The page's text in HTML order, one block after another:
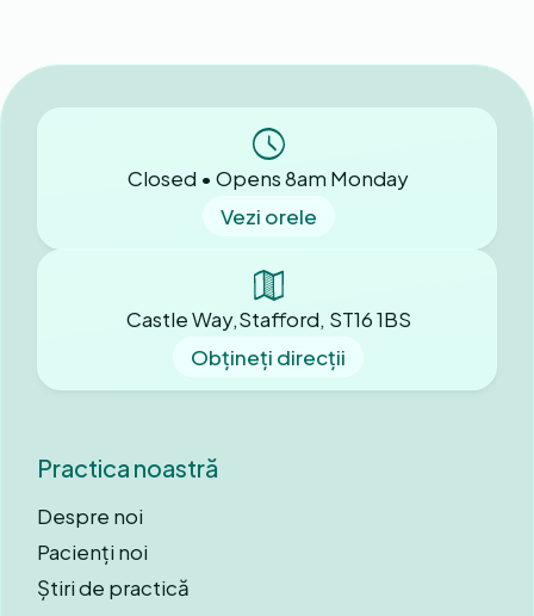
Closed • Opens 8am Monday
Vezi orele
Castle Way,Stafford, ST16 1BS
Obțineți direcții
Practica noastră
Despre noi
Pacienți noi
Știri de practică